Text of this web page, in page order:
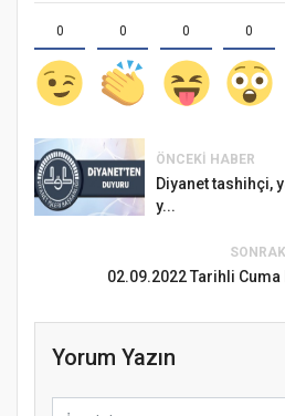
0 0 0 0
ÖNCEKI HABER
Diyanet tashihçi,
y...
02.09.2022 Tarihli Cuma
Yorum Yazın
Samsun Atakum’da